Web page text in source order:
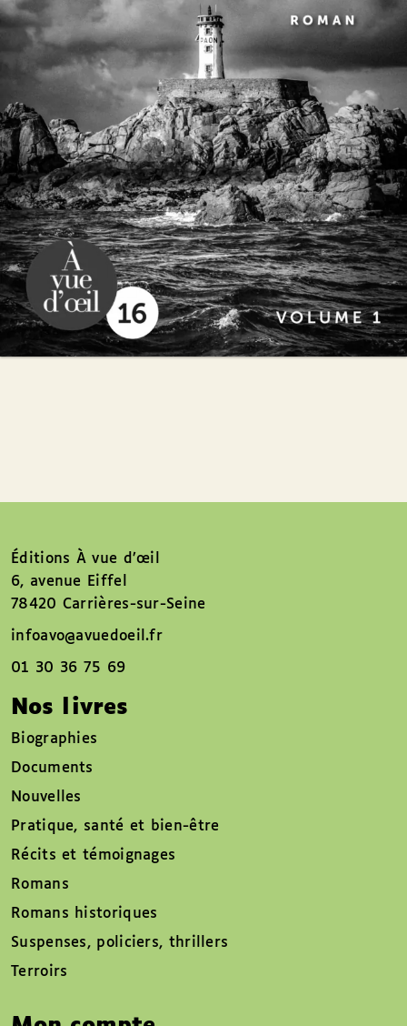
Les Chaos de Bréhat
Daniel Cario
Éditions À vue d’œil
6, avenue Eiffel
78420 Carrières-sur-Seine
infoavo@avuedoeil.fr
01 30 36 75 69
Nos livres
Biographies
Documents
Nouvelles
Pratique, santé et bien-être
Récits et témoignages
Romans
Romans historiques
Suspenses, policiers, thrillers
Terroirs